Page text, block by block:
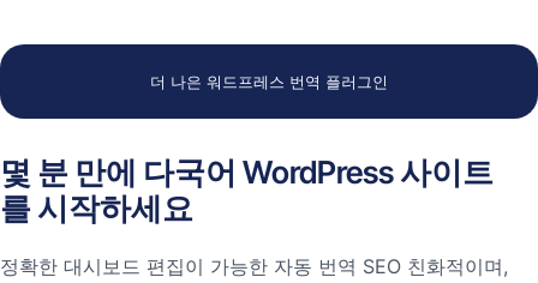
더 나은 워드프레스 번역 플러그인
몇 분 만에 다국어 WordPress 사이트
를 시작하세요
정확한 대시보드 편집이 가능한 자동 번역 SEO 친화적이며,